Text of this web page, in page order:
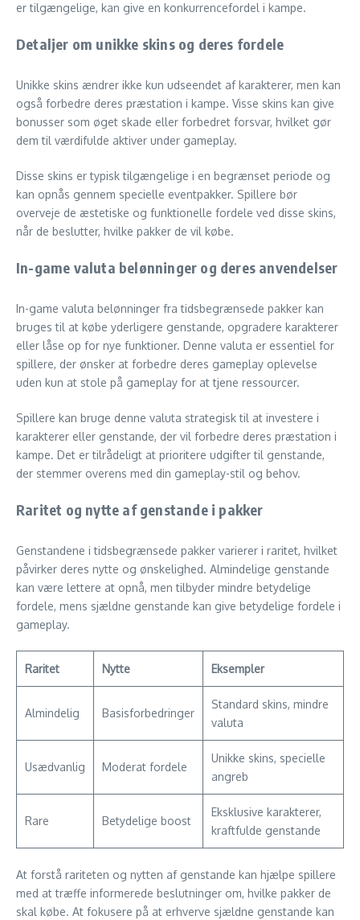
er tilgængelige, kan give en konkurrencefordel i kampe.
Detaljer om unikke skins og deres fordele
Unikke skins ændrer ikke kun udseendet af karakterer, men kan
også forbedre deres præstation i kampe. Visse skins kan give
bonusser som øget skade eller forbedret forsvar, hvilket gør
dem til værdifulde aktiver under gameplay.
Disse skins er typisk tilgængelige i en begrænset periode og
kan opnås gennem specielle eventpakker. Spillere bør
overveje de æstetiske og funktionelle fordele ved disse skins,
når de beslutter, hvilke pakker de vil købe.
In-game valuta belønninger og deres anvendelser
In-game valuta belønninger fra tidsbegrænsede pakker kan
bruges til at købe yderligere genstande, opgradere karakterer
eller låse op for nye funktioner. Denne valuta er essentiel for
spillere, der ønsker at forbedre deres gameplay oplevelse
uden kun at stole på gameplay for at tjene ressourcer.
Spillere kan bruge denne valuta strategisk til at investere i
karakterer eller genstande, der vil forbedre deres præstation i
kampe. Det er tilrådeligt at prioritere udgifter til genstande,
der stemmer overens med din gameplay-stil og behov.
Raritet og nytte af genstande i pakker
Genstandene i tidsbegrænsede pakker varierer i raritet, hvilket
påvirker deres nytte og ønskelighed. Almindelige genstande
kan være lettere at opnå, men tilbyder mindre betydelige
fordele, mens sjældne genstande kan give betydelige fordele i
gameplay.
Raritet Nytte Eksempler
Almindelig Basisforbedringer
Standard skins, mindre
valuta
Usædvanlig Moderat fordele
Unikke skins, specielle
angreb
Rare Betydelige boost
Eksklusive karakterer,
kraftfulde genstande
At forstå rariteten og nytten af genstande kan hjælpe spillere
med at træffe informerede beslutninger om, hvilke pakker de
skal købe. At fokusere på at erhverve sjældne genstande kan